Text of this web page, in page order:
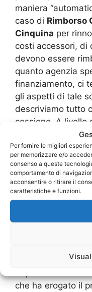
Per fornire le migliori
per memorizzare e/o
consenso a queste
comportamento di
acconsentire o ritirare il
caratteristiche e funzioni.
maniera
caso di Rimborso
Cinquina per
costi accessori, di
devono essere
quanto agenzia
finanziamento, ci
gli aspetti di tale
descriviamo tutto
cessione. A livello
prestito
finanziamento a
costanti ma con
forma di contratto,
viene effettuato
caso di
trattenuto
(o dalla
Del Quinto
che ha erogato il